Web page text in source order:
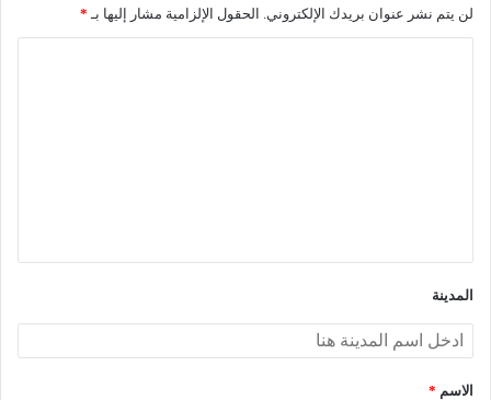
لن يتم نشر عنوان بريدك الإلكتروني. الحقول الإلزامية مشار إليها بـ *
المدينة
الاسم *